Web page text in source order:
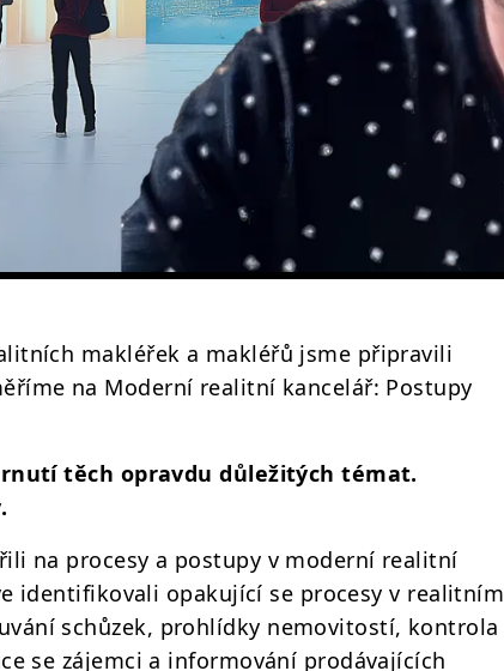
makléřek a makléřů jsme připravili
na Moderní realitní kancelář: Postupy
těch opravdu důležitých témat.
na procesy a postupy v moderní realitní
identifikovali opakující se procesy v realitním
schůzek, prohlídky nemovitostí, kontrola
se zájemci a informování prodávajících